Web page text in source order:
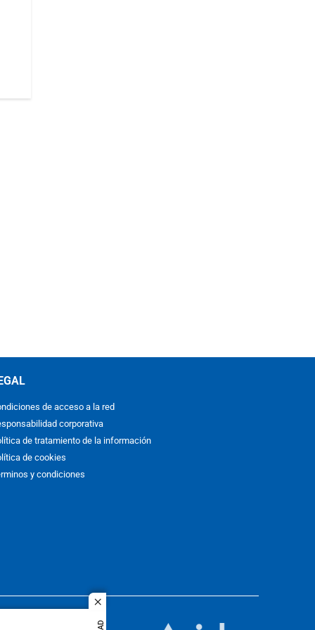
close
de acceso a la red
corporativa
de tratamiento de la información
de cookies
y condiciones